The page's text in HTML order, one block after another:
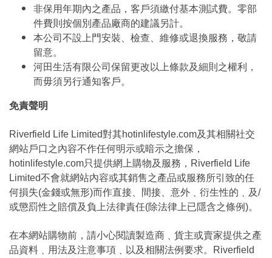
非保用年期內之產品，客戶須繳付基本測試費。零部
件費則按個別產品廠商的建議另計。
本公司不設上門安裝、檢查、維修或退換服務，敬請
留意。
河田生活有限公司保留更改以上條款及細則之權利，
而毋須另行通知客戶。
免責聲明
Riverfield Life Limited對其hotinlifestyle.com及其相關社交
網站戶口之內容不作任何明示或暗示之擔保，
hotinlifestyle.com只提供網上購物及服務，Riverfield Life
Limited不會就網站內容或其銷售之產品或服務所引致的任
何損失(金錢或無形)而作直接、間接、意外﹑衍生性的﹑及/
或懲罰性之賠償及負上法律責任(除法律上已隱含之條例)。
在本網站購物前，請小心閱讀製造商﹑貨主或賣家提供之產
品資料﹑用法及注意事項﹑以及相關法例要求。Riverfield